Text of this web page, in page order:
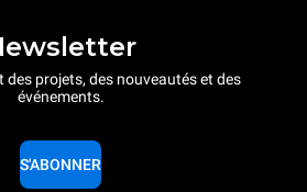
des projets, des nouveautés et des
événements.
S'ABONNER